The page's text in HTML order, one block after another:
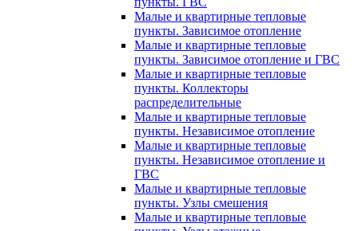
Малые и квартирные тепловые
пункты. Зависимое отопление
Малые и квартирные тепловые
пункты. Зависимое отопление и ГВС
Малые и квартирные тепловые
пункты. Коллекторы
распределительные
Малые и квартирные тепловые
пункты. Независимое отопление
Малые и квартирные тепловые
пункты. Независимое отопление и
ГВС
Малые и квартирные тепловые
пункты. Узлы смешения
Малые и квартирные тепловые